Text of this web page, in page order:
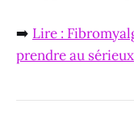
➡️ Lire :
prendre au sérieux